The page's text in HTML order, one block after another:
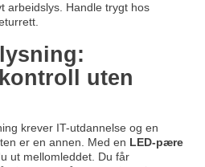
arbeidslys. Handle trygt hos
uten
krever IT-utdannelse og en
er en annen. Med en LED-pære
ut mellomleddet. Du får